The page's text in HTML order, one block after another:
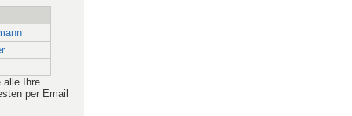
alle Ihre
per Email